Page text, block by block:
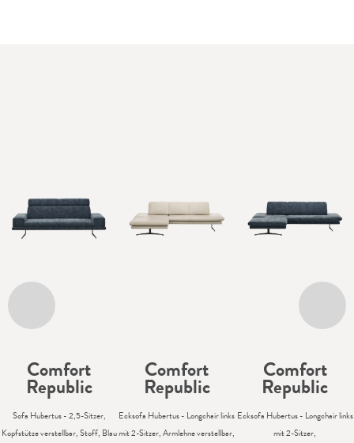
Comfort
Republic
Sofa Hubertus - 2,5-Sitzer,
Kopfstütze verstellbar, Stoff, Blau
Comfort
Republic
Ecksofa Hubertus - Longchair links
mit 2-Sitzer, Armlehne verstellbar,
Comfort
Republic
Ecksofa Hubertus - Longchair links
mit 2-Sitzer,